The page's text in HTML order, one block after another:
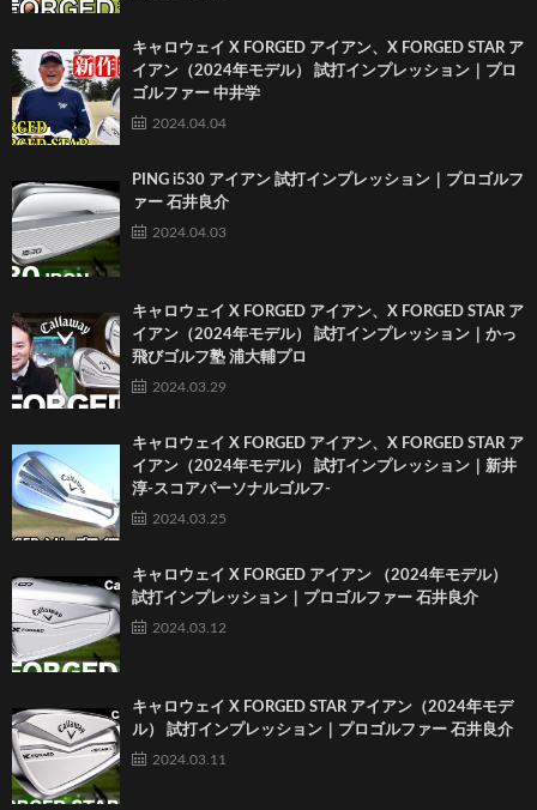
キャロウェイ X FORGED アイアン、X FORGED STAR ア
イアン（2024年モデル） 試打インプレッション｜プロ
ゴルファー 中井学
2024.04.04
PING i530 アイアン 試打インプレッション｜プロゴルフ
ァー 石井良介
2024.04.03
キャロウェイ X FORGED アイアン、X FORGED STAR ア
イアン（2024年モデル） 試打インプレッション｜かっ
飛びゴルフ塾 浦大輔プロ
2024.03.29
キャロウェイ X FORGED アイアン、X FORGED STAR ア
イアン（2024年モデル） 試打インプレッション｜新井
淳-スコアパーソナルゴルフ-
2024.03.25
キャロウェイ X FORGED アイアン （2024年モデル）
試打インプレッション｜プロゴルファー 石井良介
2024.03.12
キャロウェイ X FORGED STAR アイアン（2024年モデ
ル） 試打インプレッション｜プロゴルファー 石井良介
2024.03.11